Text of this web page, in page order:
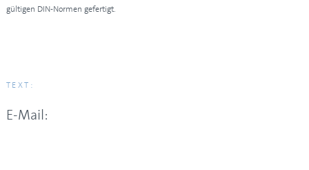
gültigen DIN-Normen gefertigt.
TEXT:
E-Mail: